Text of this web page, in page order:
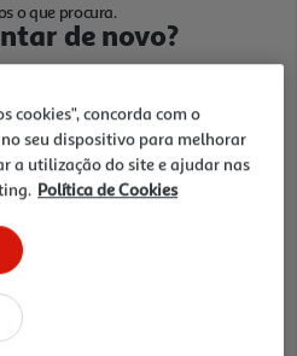
o que procura.
de novo?
Folhetos
cookies", concorda com o
seu dispositivo para melhorar
a utilização do site e ajudar nas
Política de Cookies